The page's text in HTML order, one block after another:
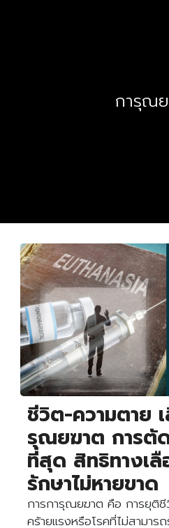
การุณ
ชีวิต-ความตาย
รุณยฆาต การตั
ที่สุด สิทธิทางเ
รักษาไม่หายขาด
การการุณยฆาต คือ การยุติ
คร้ายแรงหรือโรคที่ไม่สามาร